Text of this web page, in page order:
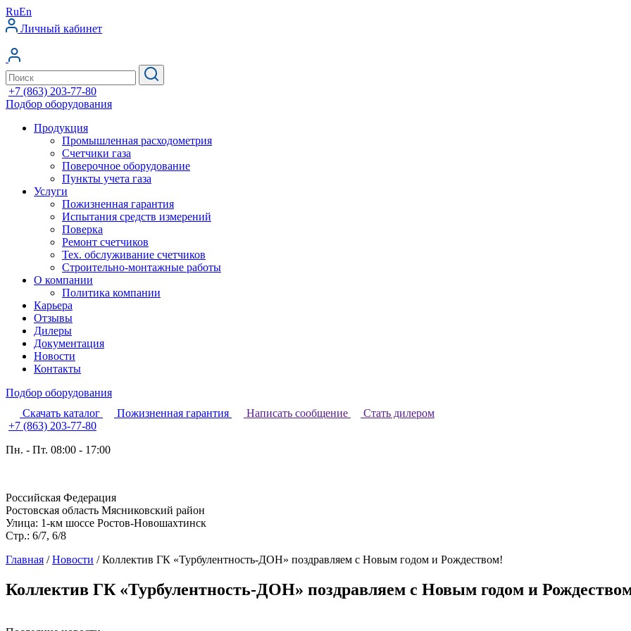
RuEn
Личный кабинет
+7 (863) 203-77-80
Подбор оборудования
Продукция
Промышленная расходометрия
Счетчики газа
Поверочное оборудование
Пункты учета газа
Услуги
Пожизненная гарантия
Испытания средств измерений
Поверка
Ремонт счетчиков
Тех. обслуживание счетчиков
Строительно-монтажные работы
О компании
Политика компании
Карьера
Отзывы
Дилеры
Документация
Новости
Контакты
Подбор оборудования
Скачать каталог
Пожизненная гарантия Написать сообщение
Стать дилером
+7 (863) 203-77-80
Пн. - Пт. 08:00 - 17:00
Российская Федерация
Ростовская область Мясниковский район
Улица: 1-км шоссе Ростов-Новошахтинск
Стр.: 6/7, 6/8
Главная /Новости /Коллектив ГК «Турбулентность-ДОН» поздравляем с Новым годом и Рождеством!
Коллектив ГК «Турбулентность-ДОН» поздравляем с Новым годом и